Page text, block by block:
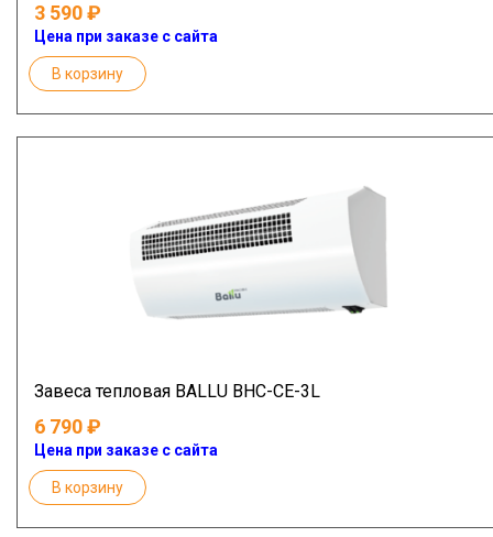
3 590
Цена при заказе с сайта
В корзину
Завеса тепловая BALLU BHC-CE-3L
6 790
Цена при заказе с сайта
В корзину